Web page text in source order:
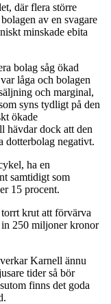
där flera större
av en svagare
minskade ebita
bolag såg ökad
låga och bolagen
och marginal,
syns tydligt på den
ökade
hävdar dock att den
dotterbolag negativt.
ha en
samtidigt som
15 procent.
krut att förvärva
in 250 miljoner kronor
Karnell ännu
tider så bör
finns det goda